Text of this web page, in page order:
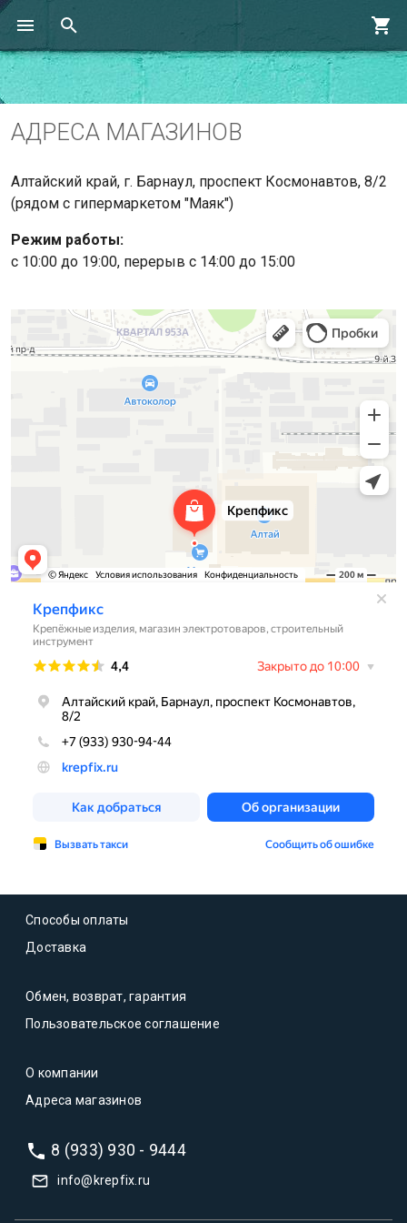
АДРЕСА МАГАЗИНОВ
Алтайский край, г. Барнаул, проспект Космонавтов, 8/2
(рядом с гипермаркетом "Маяк")
Режим работы:
с 10:00 до 19:00, перерыв с 14:00 до 15:00
Способы оплаты
Доставка
Обмен, возврат, гарантия
Пользовательское соглашение
О компании
Адреса магазинов
8 (933) 930 - 9444
info@krepfix.ru